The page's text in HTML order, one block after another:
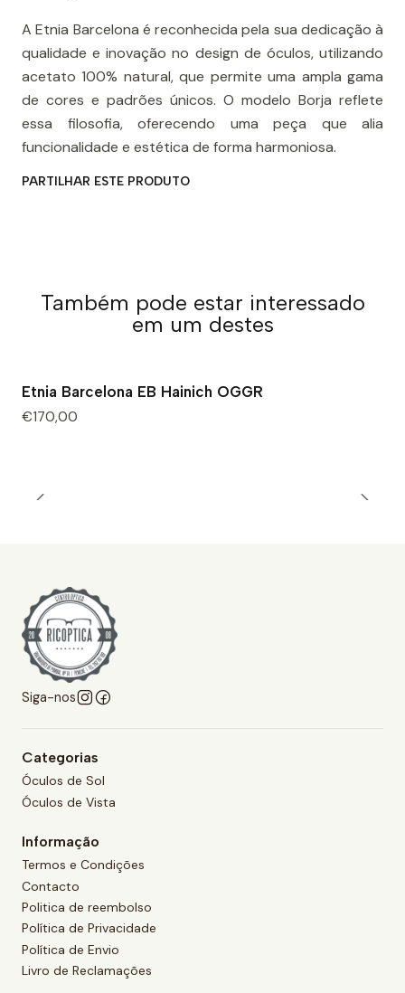
A Etnia Barcelona é reconhecida pela sua dedicação à
qualidade e inovação no design de óculos, utilizando
acetato 100% natural, que permite uma ampla gama
de cores e padrões únicos. O modelo Borja reflete
essa filosofia, oferecendo uma peça que alia
funcionalidade e estética de forma harmoniosa.
PARTILHAR ESTE PRODUTO
Também pode estar interessado
em um destes
Etnia Barcelona EB Hainich OGGR
€170,00
Siga-nos
Categorias
Óculos de Sol
Óculos de Vista
Informação
Termos e Condições
Contacto
Politica de reembolso
Política de Privacidade
Política de Envio
Livro de Reclamações